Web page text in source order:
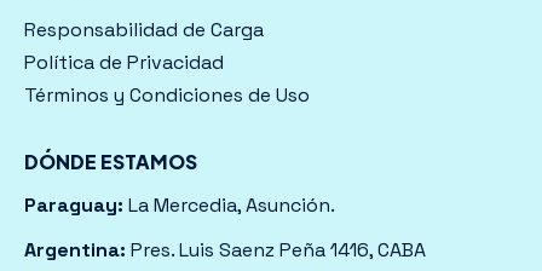
Responsabilidad de Carga
Política de Privacidad
Términos y Condiciones de Uso
DÓNDE ESTAMOS
Paraguay: La Mercedia, Asunción.
Argentina: Pres. Luis Saenz Peña 1416, CABA